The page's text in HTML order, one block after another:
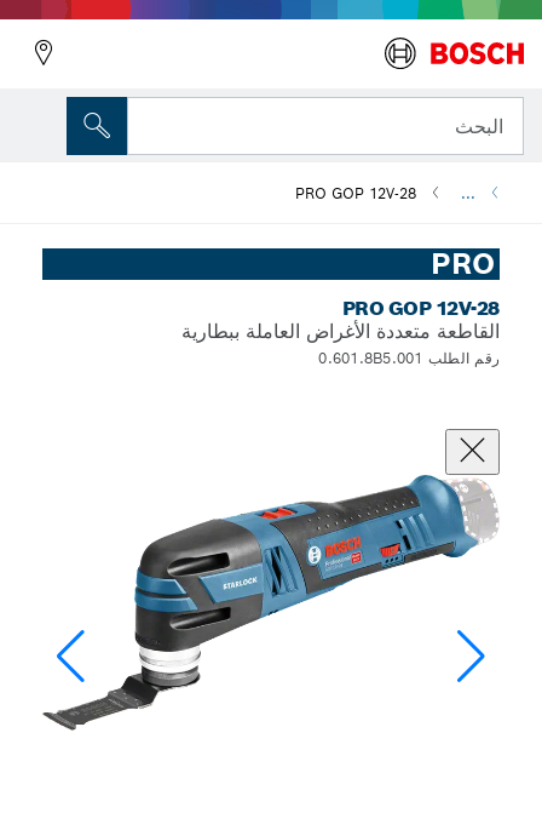
البحث
...
PRO GOP 12V-28
PRO
PRO GOP 12V-28
القاطعة متعددة الأغراض العاملة ببطارية
رقم الطلب 0.601.8B5.001